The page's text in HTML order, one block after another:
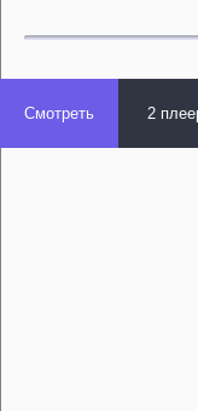
Смотреть 2